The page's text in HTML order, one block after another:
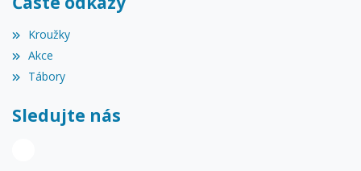
Kroužky
Akce
Tábory
Sledujte nás